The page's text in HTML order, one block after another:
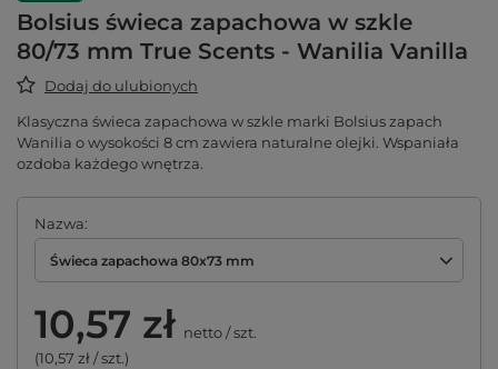
Bolsius świeca zapachowa w szkle
80/73 mm True Scents - Wanilia Vanilla
Dodaj do ulubionych
Klasyczna świeca zapachowa w szkle marki Bolsius zapach
Wanilia o wysokości 8 cm zawiera naturalne olejki. Wspaniała
ozdoba każdego wnętrza.
Nazwa
Świeca zapachowa 80x73 mm
10,57 zł netto/szt.
(10,57 zł / szt.)